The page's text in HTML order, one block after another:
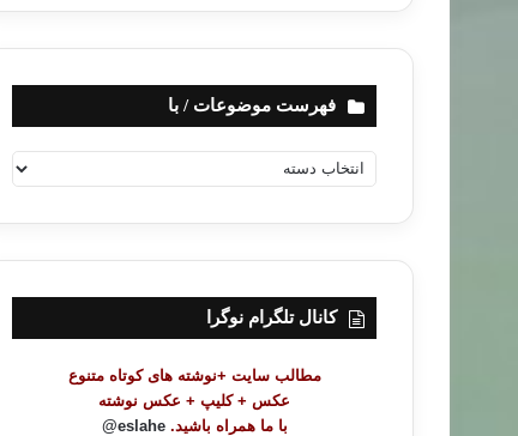
فهرست موضوعات / با
ه
ت
ض
کانال تلگرام نوگرا
مطالب سایت +نوشته های کوتاه متنوع
عکس + کلیپ + عکس نوشته
با ما همراه باشید. eslahe@